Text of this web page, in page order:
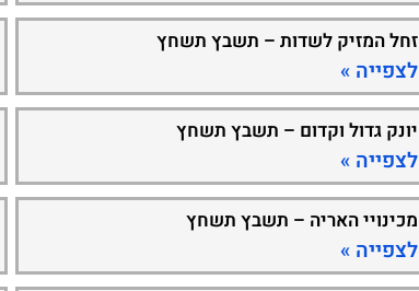
זחל המזיק לשדות – תשבץ תשחץ
לצפייה »
יונק גדול וקדום – תשבץ תשחץ
לצפייה »
מכינויי האריה – תשבץ תשחץ
לצפייה »